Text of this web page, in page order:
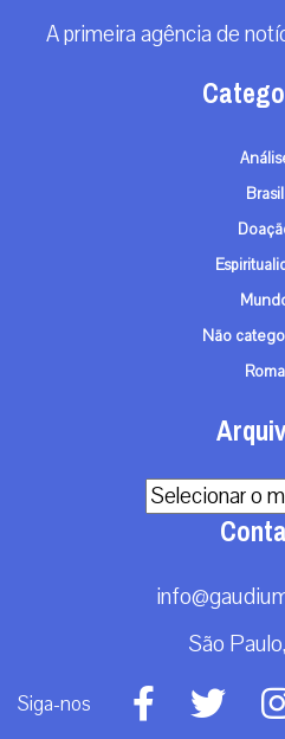
A primeira agência de
Brasil
Não
Roma
Arquivos
São
Siga-nos